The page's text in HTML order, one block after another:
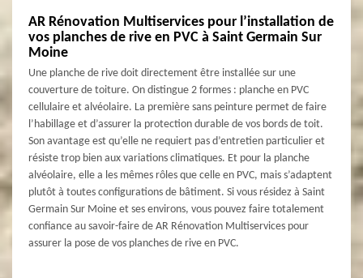
AR Rénovation Multiservices pour l’installation de
vos planches de rive en PVC à Saint Germain Sur
Moine
Une planche de rive doit directement être installée sur une
couverture de toiture. On distingue 2 formes : planche en PVC
cellulaire et alvéolaire. La première sans peinture permet de faire
l’habillage et d’assurer la protection durable de vos bords de toit.
Son avantage est qu’elle ne requiert pas d’entretien particulier et
résiste trop bien aux variations climatiques. Et pour la planche
alvéolaire, elle a les mêmes rôles que celle en PVC, mais s’adaptent
plutôt à toutes configurations de bâtiment. Si vous résidez à Saint
Germain Sur Moine et ses environs, vous pouvez faire totalement
confiance au savoir-faire de AR Rénovation Multiservices pour
assurer la pose de vos planches de rive en PVC.